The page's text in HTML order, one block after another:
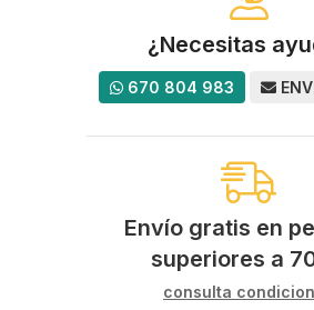
¿Necesitas
670 804 983
Envío gratis en
superiores a
consulta